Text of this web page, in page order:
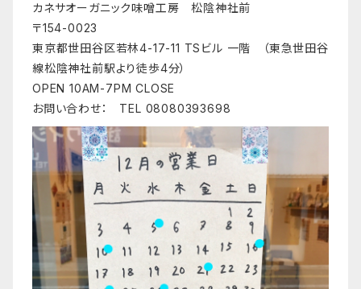
カネサオーガニック味噌工房 松陰神社前
〒154-0023
東京都世田谷区若林4-17-11 TSビル 一階 （東急世田谷
線松陰神社前駅より徒歩4分）
OPEN 10AM-7PM CLOSE
お問い合わせ： TEL 08080393698